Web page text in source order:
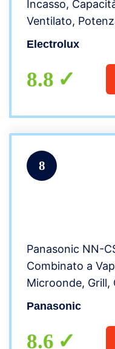
Incasso,
Ventilato,
Electrolux
8.8
8
Panasonic NN-
Combinato a
Microonde, Grill,
Inverter, 31 Lt,
Antracite
Panasonic
8.6